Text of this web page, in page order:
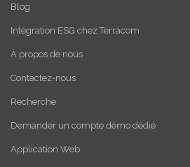
Blog
Intégration ESG chez Terracom
À propos de nous
Contactez-nous
Recherche
Demander un compte démo dédié
Application Web